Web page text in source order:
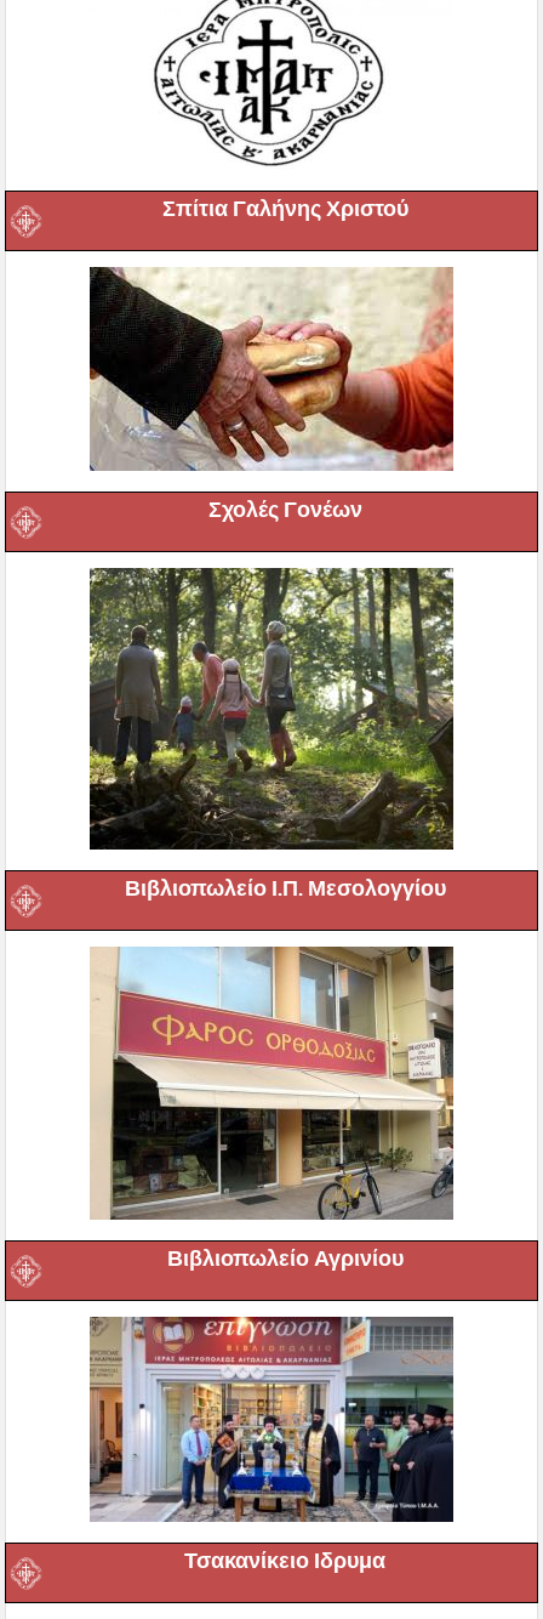
Σπίτια Γαλήνης Χριστού
Σχολές Γονέων
Βιβλιοπωλείο Ι.Π. Μεσολογγίου
Βιβλιοπωλείο Αγρινίου
Τσακανίκειο Ιδρυμα